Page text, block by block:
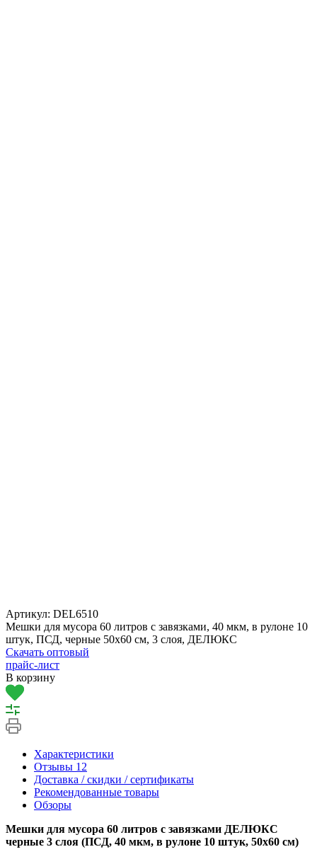
Артикул: DEL6510
Мешки для мусора 60 литров с завязками, 40 мкм, в рулоне 10
штук, ПСД, черные 50х60 см, 3 слоя, ДЕЛЮКС
Скачать оптовый
прайс-лист
В корзину
Характеристики
Отзывы 12
Доставка / скидки / сертификаты
Рекомендованные товары
Обзоры
Мешки для мусора 60 литров с завязками ДЕЛЮКС
черные 3 слоя (ПСД, 40 мкм, в рулоне 10 штук, 50х60 см)